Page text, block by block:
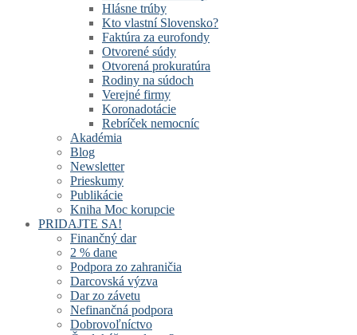
Hlásne trúby
Kto vlastní Slovensko?
Faktúra za eurofondy
Otvorené súdy
Otvorená prokuratúra
Rodiny na súdoch
Verejné firmy
Koronadotácie
Rebríček nemocníc
Akadémia
Blog
Newsletter
Prieskumy
Publikácie
Kniha Moc korupcie
PRIDAJTE SA!
Finančný dar
2 % dane
Podpora zo zahraničia
Darcovská výzva
Dar zo závetu
Nefinančná podpora
Dobrovoľníctvo